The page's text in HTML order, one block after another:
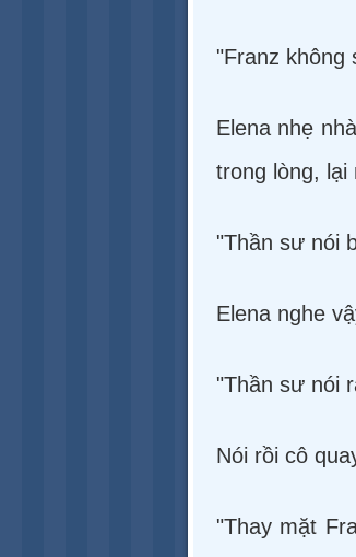
"Franz không
Elena nhẹ
trong lòng, lại
"Thần sư nói
Elena nghe
"Thần sư nói
Nói rồi cô
"Thay mặt